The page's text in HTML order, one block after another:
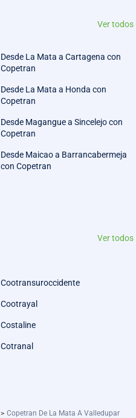
Ver todos
Desde La Mata a Cartagena con
Copetran
Desde La Mata a Honda con
Copetran
Desde Magangue a Sincelejo con
Copetran
Desde Maicao a Barrancabermeja
con Copetran
Ver todos
Cootransuroccidente
Cootrayal
Costaline
Cotranal
> Copetran De La Mata A Valledupar